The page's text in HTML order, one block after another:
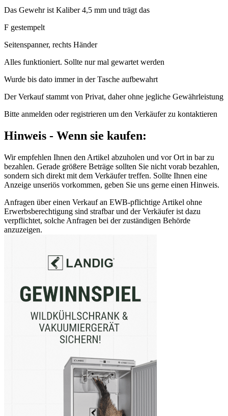
Das Gewehr ist Kaliber 4,5 mm und trägt das
F gestempelt
Seitenspanner, rechts Händer
Alles funktioniert. Sollte nur mal gewartet werden
Wurde bis dato immer in der Tasche aufbewahrt
Der Verkauf stammt von Privat, daher ohne jegliche Gewährleistung
Bitte anmelden oder registrieren um den Verkäufer zu kontaktieren
Hinweis - Wenn sie kaufen:
Wir empfehlen Ihnen den Artikel abzuholen und vor Ort in bar zu
bezahlen. Gerade größere Beträge sollten Sie nicht vorab bezahlen,
sondern sich direkt mit dem Verkäufer treffen. Sollte Ihnen eine
Anzeige unseriös vorkommen, geben Sie uns gerne einen Hinweis.
Anfragen über einen Verkauf an EWB-pflichtige Artikel ohne
Erwerbsberechtigung sind strafbar und der Verkäufer ist dazu
verpflichtet, solche Anfragen bei der zuständigen Behörde
anzuzeigen.